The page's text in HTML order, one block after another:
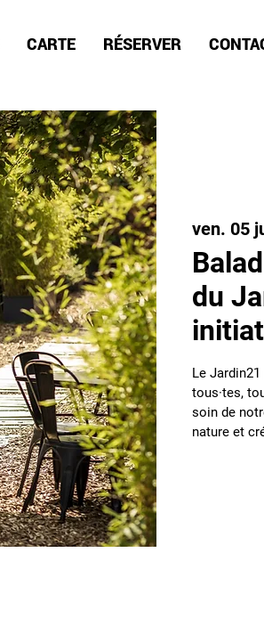
CARTE RÉSERVER
ven. 05
du
Le
tous·tes,
soin de
nature et